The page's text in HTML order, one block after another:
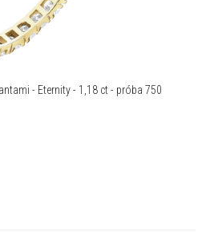
- Eternity - 1,18 ct - próba 750